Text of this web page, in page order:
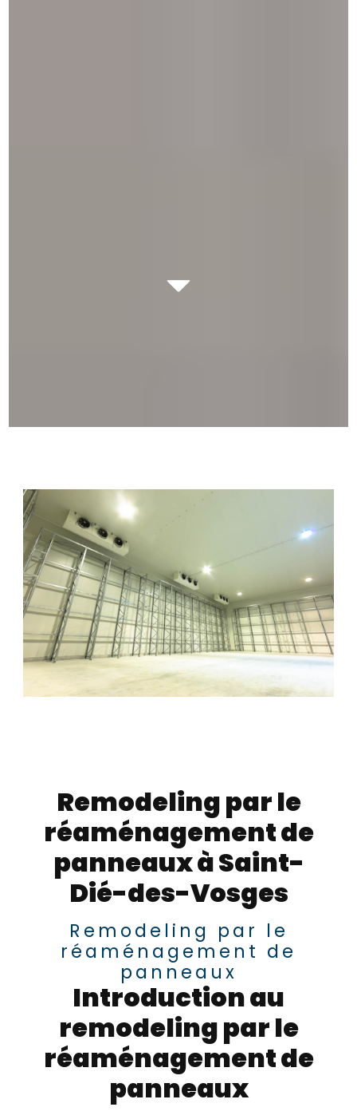
Remodeling par le
réaménagement de
panneaux à Saint-
Dié-des-Vosges
Remodeling par le
réaménagement de
panneaux
Introduction au
remodeling par le
réaménagement de
panneaux